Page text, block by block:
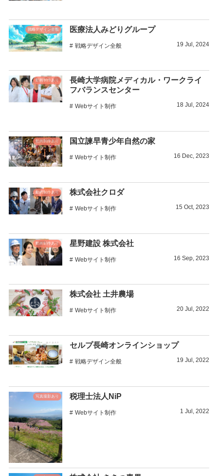
戦略デザイン全般 医療法人みどりグループ
戦略デザイン全般 19 Jul ,2024
動画制作あり
長崎大学病院メディカル・ワークライ
フバランスセンター
Webサイト制作 18 Jul ,2024
動画制作あり 国立諫早青少年自然の家
Webサイト制作 16 Dec ,2023
動画制作あり 株式会社クロダ
Webサイト制作 15 Oct ,2023
動画制作あり 星野建設 株式会社
Webサイト制作 16 Sep ,2023
株式会社 土井農場
Webサイト制作 20 Jul ,2022
セルプ長崎オンラインショップ
戦略デザイン全般 19 Jul ,2022
写真撮影あり 税理士法人NiP
Webサイト制作 1 Jul ,2022